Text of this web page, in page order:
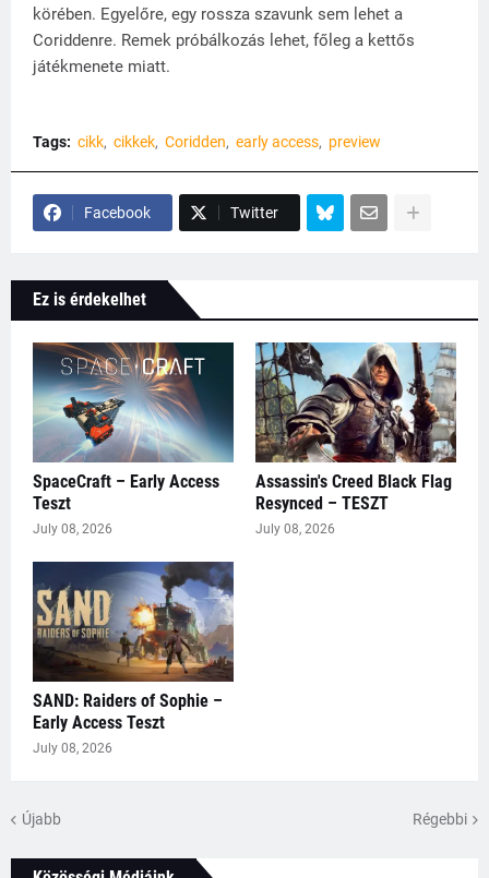
körében. Egyelőre, egy rossza szavunk sem lehet a
Coriddenre. Remek próbálkozás lehet, főleg a kettős
játékmenete miatt.
Tags: cikk cikkek Coridden early access preview
Facebook Twitter
Ez is érdekelhet
SpaceCraft – Early Access
Teszt
July 08, 2026
Assassin's Creed Black Flag
Resynced – TESZT
July 08, 2026
SAND: Raiders of Sophie –
Early Access Teszt
July 08, 2026
Újabb Régebbi